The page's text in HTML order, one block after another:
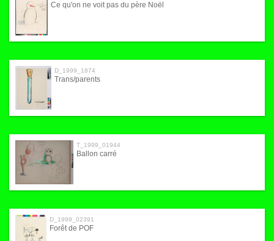
Ce qu'on ne voit pas du père Noël
D_1999_1874
Trans/parents
T_1999_01944
Ballon carré
D_1999_02391
Forêt de POF